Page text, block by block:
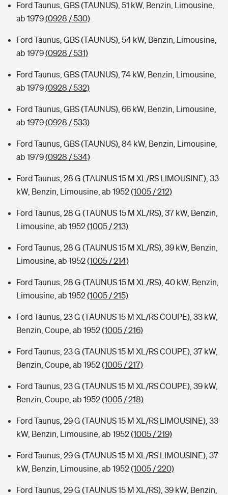
Ford Taunus, GBS (TAUNUS), 51 kW, Benzin, Limousine,
ab 1979(0928 / 530)
Ford Taunus, GBS (TAUNUS), 54 kW, Benzin, Limousine,
ab 1979(0928 / 531)
Ford Taunus, GBS (TAUNUS), 74 kW, Benzin, Limousine,
ab 1979(0928 / 532)
Ford Taunus, GBS (TAUNUS), 66 kW, Benzin, Limousine,
ab 1979(0928 / 533)
Ford Taunus, GBS (TAUNUS), 84 kW, Benzin, Limousine,
ab 1979(0928 / 534)
Ford Taunus, 28 G (TAUNUS 15 M XL/RS LIMOUSINE), 33
kW, Benzin, Limousine, ab 1952(1005 / 212)
Ford Taunus, 28 G (TAUNUS 15 M XL/RS), 37 kW, Benzin,
Limousine, ab 1952(1005 / 213)
Ford Taunus, 28 G (TAUNUS 15 M XL/RS), 39 kW, Benzin,
Limousine, ab 1952(1005 / 214)
Ford Taunus, 28 G (TAUNUS 15 M XL/RS), 40 kW, Benzin,
Limousine, ab 1952(1005 / 215)
Ford Taunus, 23 G (TAUNUS 15 M XL/RS COUPE), 33 kW,
Benzin, Coupe, ab 1952(1005 / 216)
Ford Taunus, 23 G (TAUNUS 15 M XL/RS COUPE), 37 kW,
Benzin, Coupe, ab 1952(1005 / 217)
Ford Taunus, 23 G (TAUNUS 15 M XL/RS COUPE), 39 kW,
Benzin, Coupe, ab 1952(1005 / 218)
Ford Taunus, 29 G (TAUNUS 15 M XL/RS LIMOUSINE), 33
kW, Benzin, Limousine, ab 1952(1005 / 219)
Ford Taunus, 29 G (TAUNUS 15 M XL/RS LIMOUSINE), 37
kW, Benzin, Limousine, ab 1952(1005 / 220)
Ford Taunus, 29 G (TAUNUS 15 M XL/RS), 39 kW, Benzin,